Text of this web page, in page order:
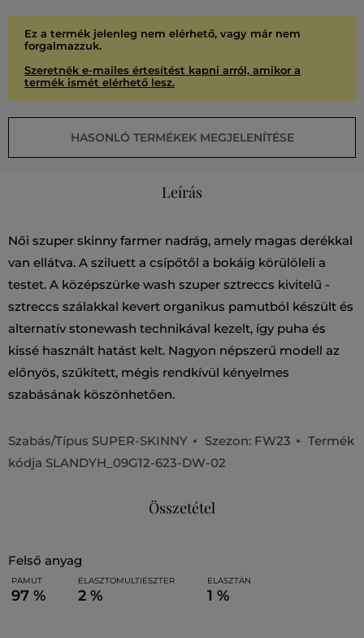
Ez a termék jelenleg nem elérhető, vagy már nem
forgalmazzuk.
Szeretnék e-mailes értesítést kapni arról, amikor a
termék ismét elérhető lesz.
HASONLÓ TERMÉKEK MEGJELENÍTÉSE
Leírás
Női szuper skinny farmer nadrág, amely magas derékkal
van ellátva. A sziluett a csípőtől a bokáig körülöleli a
testet. A középszürke wash szuper sztreccs kivitelű -
sztreccs szálakkal kevert organikus pamutból készült és
alternatív stonewash technikával kezelt, így puha és
kissé használt hatást kelt. Nagyon népszerű modell az
előnyös, szűkített, mégis rendkívül kényelmes
szabásának köszönhetően.
Szabás/Típus SUPER-SKINNY Szezon: FW23
Termék
kódja SLANDYH_09G12-623-DW-02
Összetétel
felső anyag
PAMUT
97 %
ELASZTOMULTIESZTER
2 %
ELASZTÁN
1 %